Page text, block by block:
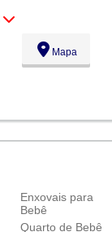
Mapa
Enxovais para
Bebê
Quarto de Bebê